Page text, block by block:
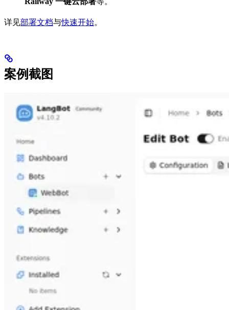
详见部署文档与快速开始。
案例截图